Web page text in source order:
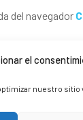
el
nuestro sitio
del navegador
pinchando
.